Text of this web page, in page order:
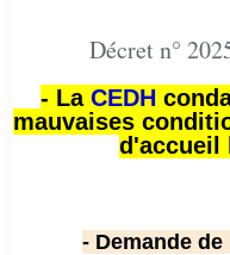
Décret n°
- La CEDH
mauvaises
d'accueil
- Demande de